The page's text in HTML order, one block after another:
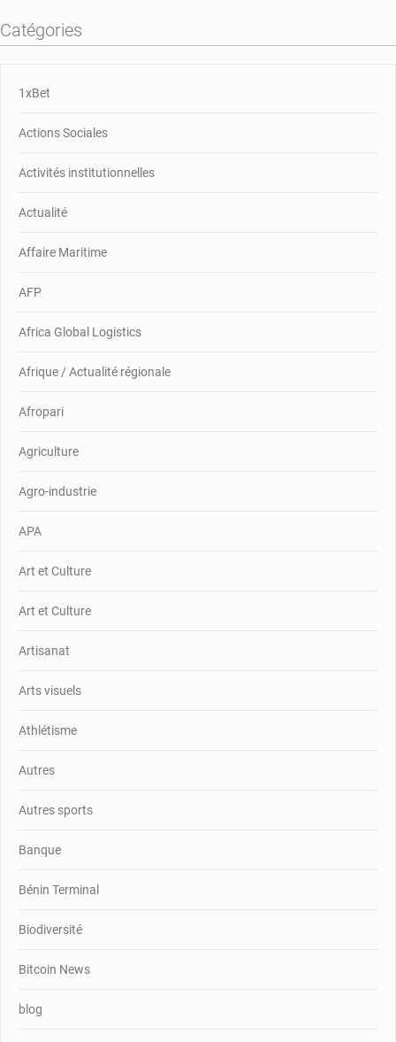
Catégories
1xBet
Actions Sociales
Activités institutionnelles
Actualité
Affaire Maritime
AFP
Africa Global Logistics
Afrique / Actualité régionale
Afropari
Agriculture
Agro-industrie
APA
Art et Culture
Art et Culture
Artisanat
Arts visuels
Athlétisme
Autres
Autres sports
Banque
Bénin Terminal
Biodiversité
Bitcoin News
blog